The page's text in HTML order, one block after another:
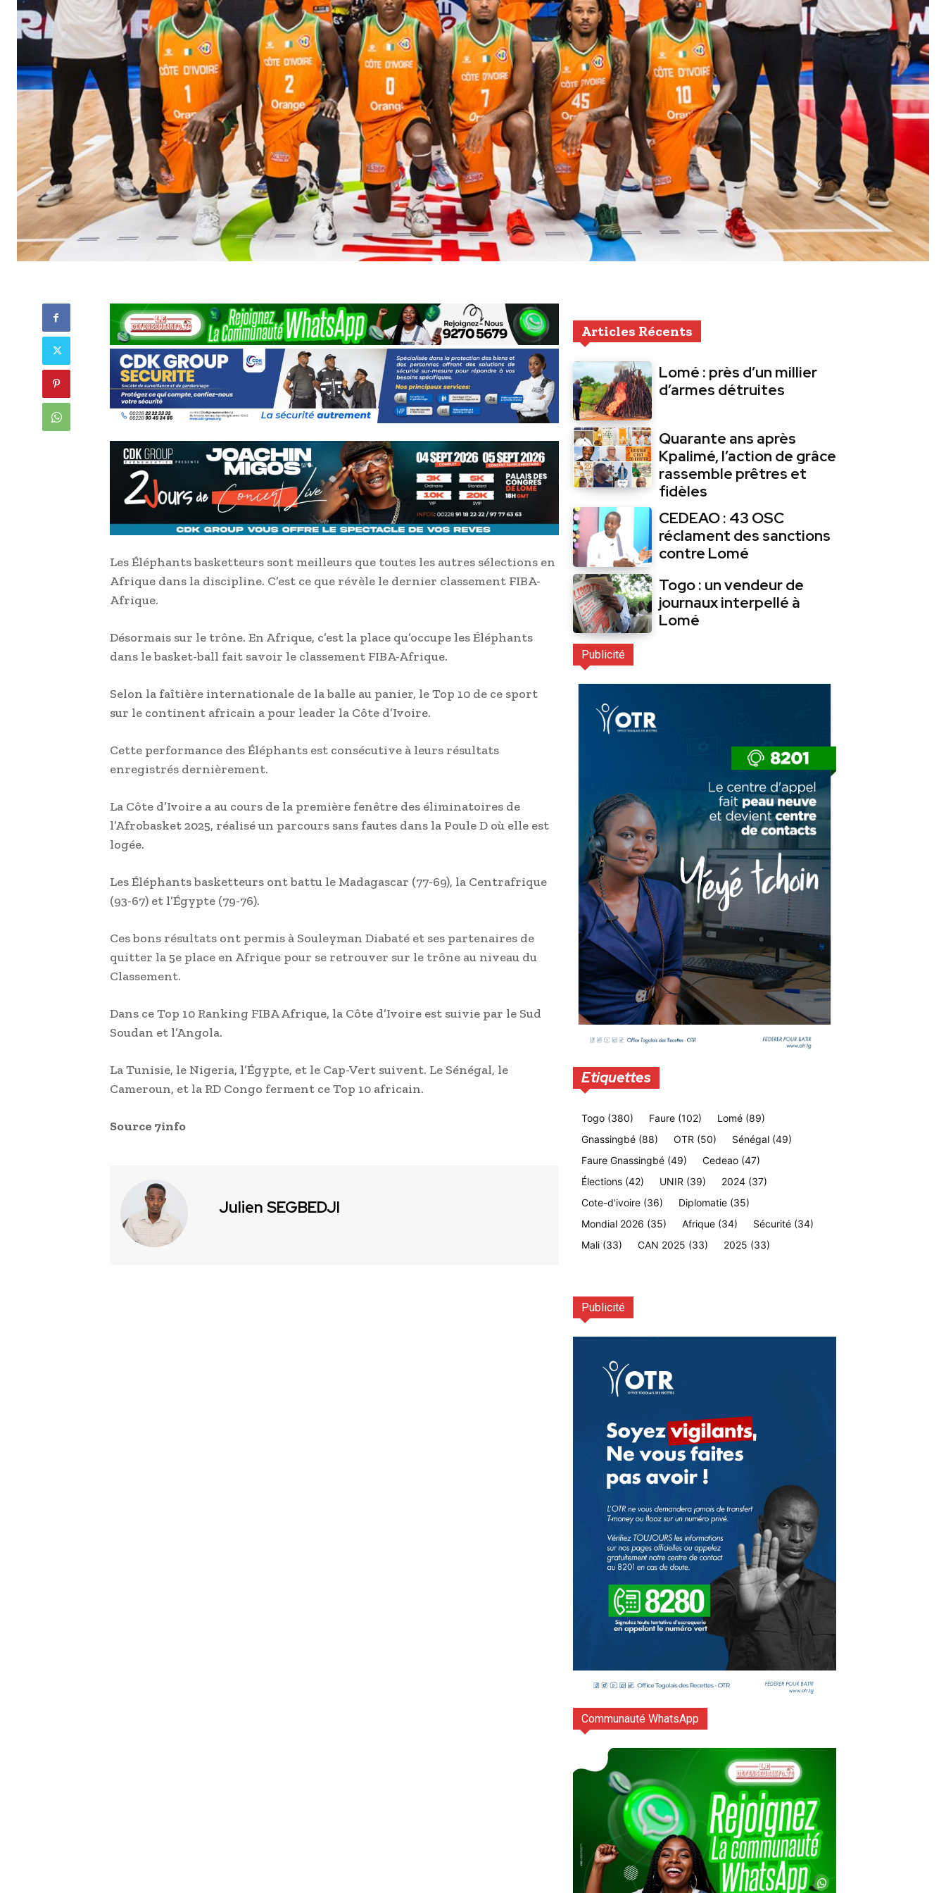
Les Éléphants basketteurs sont meilleurs que toutes les autres sélections en
Afrique dans la discipline. C’est ce que révèle le dernier classement FIBA-
Afrique.
Désormais sur le trône. En Afrique, c’est la place qu’occupe les Éléphants
dans le basket-ball fait savoir le classement FIBA-Afrique.
Selon la faîtière internationale de la balle au panier, le Top 10 de ce sport
sur le continent africain a pour leader la Côte d’Ivoire.
Cette performance des Éléphants est consécutive à leurs résultats
enregistrés dernièrement.
La Côte d’Ivoire a au cours de la première fenêtre des éliminatoires de
l’Afrobasket 2025, réalisé un parcours sans fautes dans la Poule D où elle est
logée.
Les Éléphants basketteurs ont battu le Madagascar (77-69), la Centrafrique
(93-67) et l’Égypte (79-76).
Ces bons résultats ont permis à Souleyman Diabaté et ses partenaires de
quitter la 5e place en Afrique pour se retrouver sur le trône au niveau du
Classement.
Dans ce Top 10 Ranking FIBA Afrique, la Côte d’Ivoire est suivie par le Sud
Soudan et l’Angola.
La Tunisie, le Nigeria, l’Égypte, et le Cap-Vert suivent. Le Sénégal, le
Cameroun, et la RD Congo ferment ce Top 10 africain.
Source 7info
Julien SEGBEDJI
Articles Récents
Lomé : près d’un millier
d’armes détruites
Quarante ans après
Kpalimé, l’action de grâce
rassemble prêtres et
fidèles
CEDEAO : 43 OSC
réclament des sanctions
contre Lomé
Togo : un vendeur de
journaux interpellé à
Lomé
Publicité
Etiquettes
Togo (380) Faure (102) Lomé (89)
Gnassingbé (88) OTR (50) Sénégal (49)
Faure Gnassingbé (49) Cedeao (47)
Élections (42) UNIR (39) 2024 (37)
Cote-d'ivoire (36) Diplomatie (35)
Mondial 2026 (35) Afrique (34) Sécurité (34)
Mali (33) CAN 2025 (33) 2025 (33)
Publicité
Communauté WhatsApp